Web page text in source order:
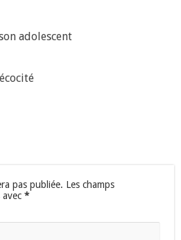
adolescent
pas publiée. Les champs
*